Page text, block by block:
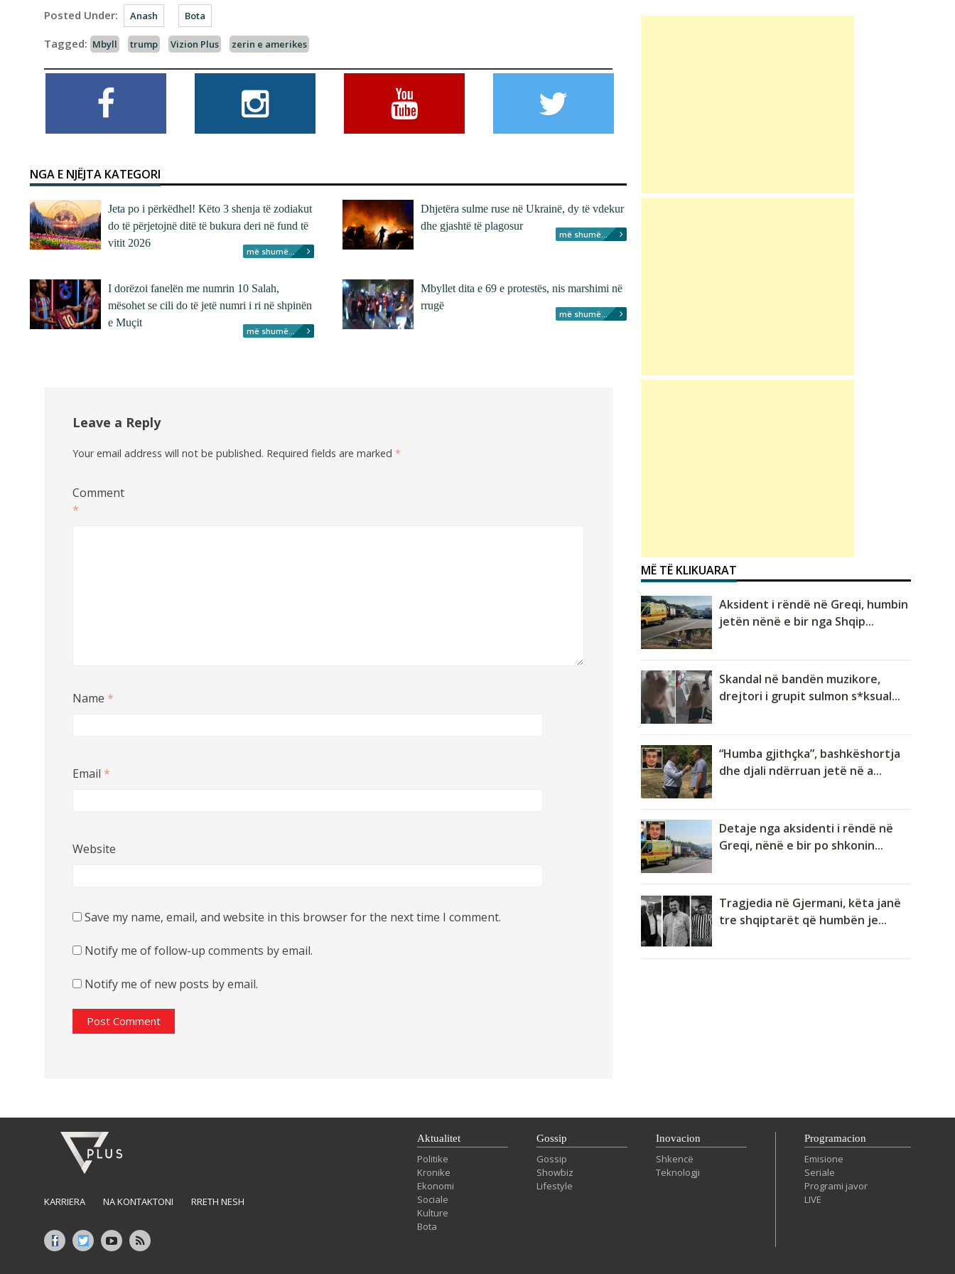
Posted Under: Anash Bota
Tagged: Mbyll trump Vizion Plus zerin e amerikes
NGA E NJËJTA KATEGORI
Jeta po i përkëdhel! Këto 3 shenja të zodiakut
do të përjetojnë ditë të bukura deri në fund të
vitit 2026
më shumë...
Dhjetëra sulme ruse në Ukrainë, dy të vdekur
dhe gjashtë të plagosur
më shumë...
I dorëzoi fanelën me numrin 10 Salah,
mësohet se cili do të jetë numri i ri në shpinën
e Muçit
më shumë...
Mbyllet dita e 69 e protestës, nis marshimi në
rrugë
më shumë...
Leave a Reply
Your email address will not be published. Required fields are marked *
Comment
*
Name *
Email *
Website
Save my name, email, and website in this browser for the next time I comment.
Notify me of follow-up comments by email.
Notify me of new posts by email.
MË TË KLIKUARAT
Aksident i rëndë në Greqi, humbin
jetën nënë e bir nga Shqip...
Skandal në bandën muzikore,
drejtori i grupit sulmon s*ksual...
“Humba gjithçka”, bashkëshortja
dhe djali ndërruan jetë në a...
Detaje nga aksidenti i rëndë në
Greqi, nënë e bir po shkonin...
Tragjedia në Gjermani, këta janë
tre shqiptarët që humbën je...
KARRIERA NA KONTAKTONI RRETH NESH
Aktualitet
Politike
Kronike
Ekonomi
Sociale
Kulture
Bota
Gossip
Gossip
Showbiz
Lifestyle
Inovacion
Shkencë
Teknologji
Programacion
Emisione
Seriale
Programi javor
LIVE